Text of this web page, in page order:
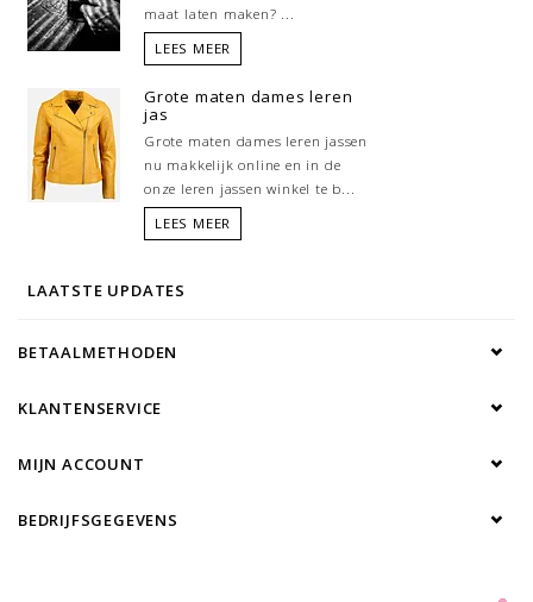
maat laten maken? ...
LEES MEER
Grote maten dames leren
jas
Grote maten dames leren jassen
nu makkelijk online en in de
onze leren jassen winkel te b...
LEES MEER
LAATSTE UPDATES
BETAALMETHODEN
KLANTENSERVICE
MIJN ACCOUNT
BEDRIJFSGEGEVENS